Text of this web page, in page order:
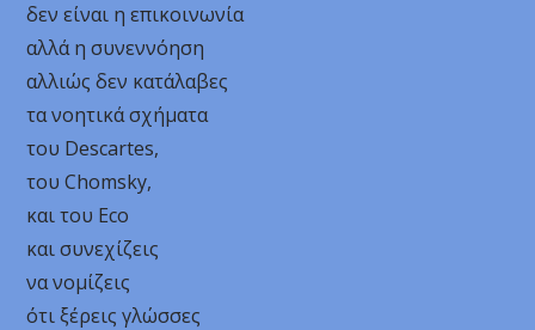
δεν είναι η επικοινωνία
αλλά η συνεννόηση
αλλιώς δεν κατάλαβες
τα νοητικά σχήματα
του Descartes,
του Chomsky,
και του Eco
και συνεχίζεις
να νομίζεις
ότι ξέρεις γλώσσες